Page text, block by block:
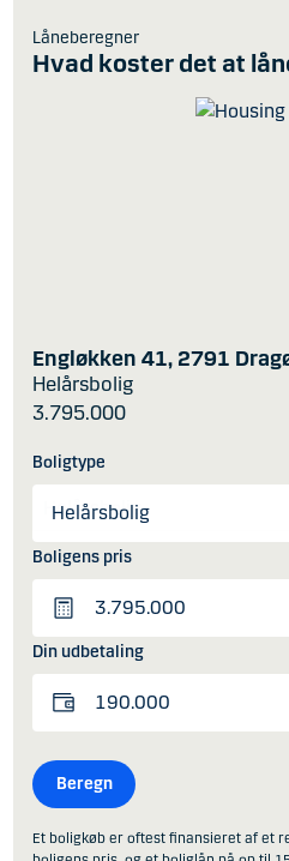
Låneberegner
Hvad koster det at
Engløkken 41, 2791
Helårsbolig
3.795.000
Boligtype
Helårsbolig
Boligens pris
Din udbetaling
Beregn
Et boligkøb er oftest finansieret af et